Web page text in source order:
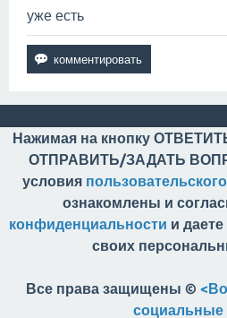
уже есть
Нажимая на кнопку
ОТПРАВИТЬ/ЗАДАТЬ
условия
ознакомлены и
конфиденциальности и
своих
Все права защищены ©
социальные